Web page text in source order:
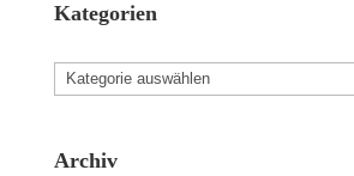
Kategorien
Kategorien
Archiv